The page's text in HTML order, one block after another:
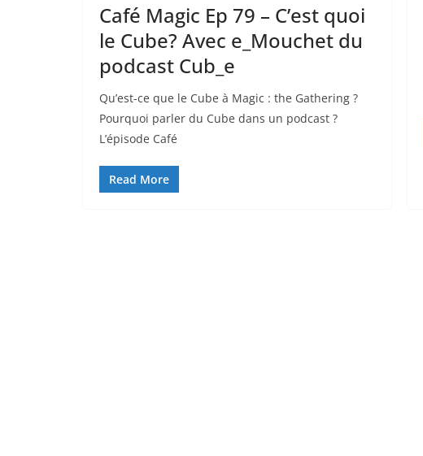
Café Magic Ep 79 – C’est quoi
le Cube? Avec e_Mouchet du
podcast Cub_e
Qu’est-ce que le Cube à Magic : the Gathering ?
Pourquoi parler du Cube dans un podcast ?
L’épisode Café
Read More